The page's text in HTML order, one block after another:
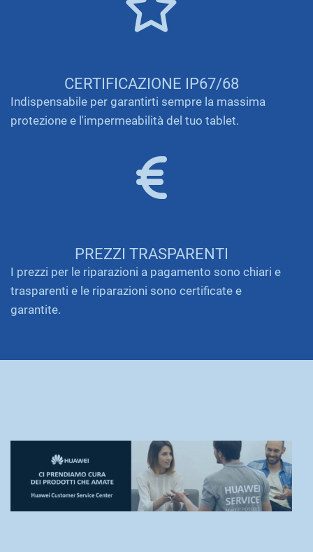
CERTIFICAZIONE IP67/68
Indispensabile per garantirti sempre la massima
protezione e l'impermeabilità del tuo tablet.
PREZZI TRASPARENTI
I prezzi per le riparazioni a pagamento sono chiari e
trasparenti e le riparazioni sono certificate e
garantite.